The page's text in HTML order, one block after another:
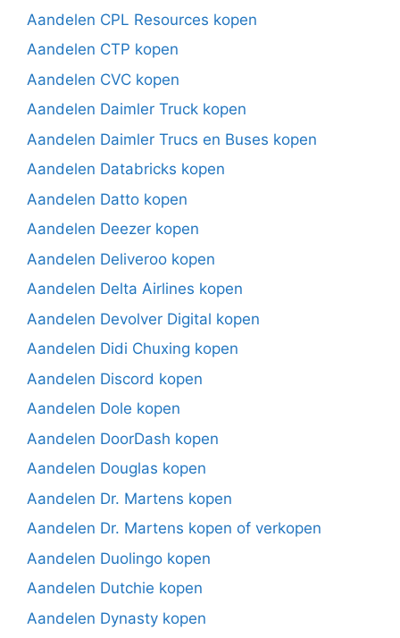
Aandelen CPL Resources kopen
Aandelen CTP kopen
Aandelen CVC kopen
Aandelen Daimler Truck kopen
Aandelen Daimler Trucs en Buses kopen
Aandelen Databricks kopen
Aandelen Datto kopen
Aandelen Deezer kopen
Aandelen Deliveroo kopen
Aandelen Delta Airlines kopen
Aandelen Devolver Digital kopen
Aandelen Didi Chuxing kopen
Aandelen Discord kopen
Aandelen Dole kopen
Aandelen DoorDash kopen
Aandelen Douglas kopen
Aandelen Dr. Martens kopen
Aandelen Dr. Martens kopen of verkopen
Aandelen Duolingo kopen
Aandelen Dutchie kopen
Aandelen Dynasty kopen